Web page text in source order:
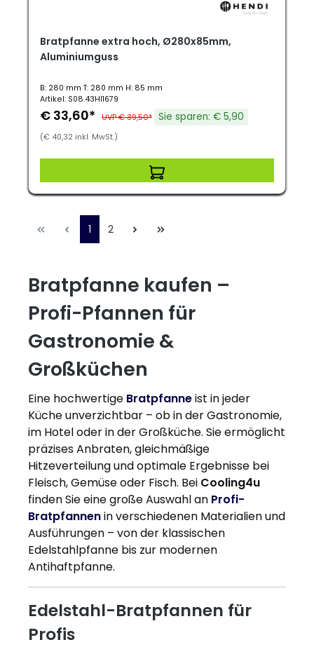
Bratpfanne extra hoch, Ø280x85mm,
Aluminiumguss
B: 280 mm T: 280 mm H: 85 mm
Artikel: S08.43HI1679
€ 33,60* UVP € 39,50* Sie sparen: € 5,90
(€ 40,32 inkl. MwSt.)
1 2
Bratpfanne kaufen –
Profi-Pfannen für
Gastronomie &
Großküchen
Eine hochwertige Bratpfanneist in jeder
Küche unverzichtbar – ob in der Gastronomie,
im Hotel oder in der Großküche. Sie ermöglicht
präzises Anbraten, gleichmäßige
Hitzeverteilung und optimale Ergebnisse bei
Fleisch, Gemüse oder Fisch. Bei Cooling4u
finden Sie eine große Auswahl an Profi-
Bratpfannenin verschiedenen Materialien und
Ausführungen – von der klassischen
Edelstahlpfanne bis zur modernen
Antihaftpfanne.
Edelstahl-Bratpfannen für
Profis